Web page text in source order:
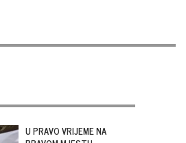
U PRAVO VRIJEME NA